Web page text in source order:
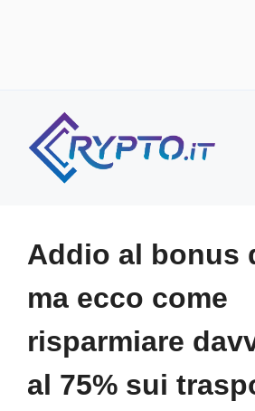
contenuto
Addio al bonus
ma ecco come
risparmiare
al 75% sui